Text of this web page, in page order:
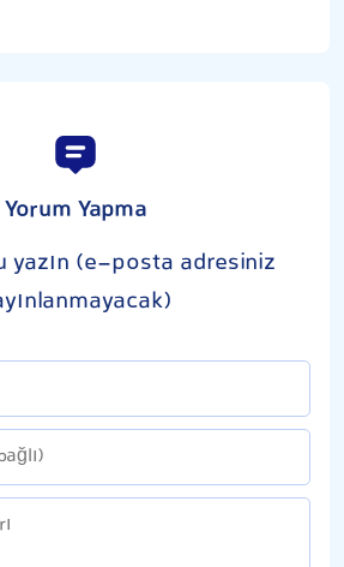
Yorum Yapma
yazın (e-posta adresiniz